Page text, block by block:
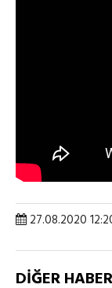
27.08.2020
DİĞER